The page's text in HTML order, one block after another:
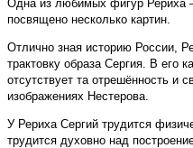
Одна из любимых фигур Рериха
посвящено несколько картин.
Отлично зная историю России,
трактовку образа Сергия. В его
отсутствует та отрешённость и
изображениях Нестерова.
У Рериха Сергий трудится
трудится духовно над